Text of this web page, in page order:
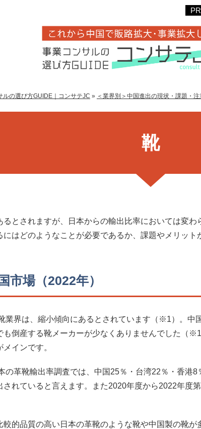
ルの選び方GUIDE｜コンサテJC » ＜業界別＞中国進出の現状・課題・注
靴
とされますが、日本からの輸出比率においては変
はどのようなことが必要であるか、課題やメリット
市場（2022年）
業界は、縮小傾向にあるとされています（※1）。中
も倒産する靴メーカーが少なくありませんでした（
インです。
の革靴輸出率調査では、中国25％・台湾22％・香
されていると言えます。また2020年度から2022年度
較的品質の高い日本の革靴のような靴や中国製の靴